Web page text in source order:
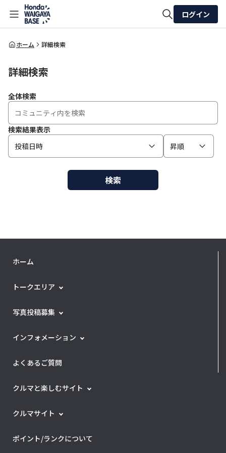
全体検索
ログイン
ホーム 詳細検索
詳細検索
全体検索
検索結果表示
投稿日時
昇順
検索
ホーム
トークエリア
写真投稿募集
インフォメーション
よくあるご質問
クルマと楽しむサイト
クルマサイト
ポイント/ランクについて